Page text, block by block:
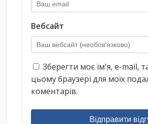
Вебсайт
Зберегти моє ім'я, e-mail,
цьому браузері для моїх
коментарів.
Відправити